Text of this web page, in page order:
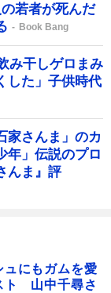
若者が死んだ
Book Bang
み干しゲロまみ
した」子供時代
家さんま」のカ
」伝説のプロ
んま』評
ュにもガムを愛
ト 山中千尋さ